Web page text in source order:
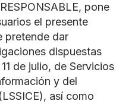
pone
el presente
pretende dar
dispuestas
de julio, de Servicios
y del
así como